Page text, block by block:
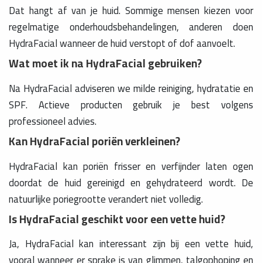
Dat hangt af van je huid. Sommige mensen kiezen voor
regelmatige onderhoudsbehandelingen, anderen doen
HydraFacial wanneer de huid verstopt of dof aanvoelt.
Wat moet ik na HydraFacial gebruiken?
Na HydraFacial adviseren we milde reiniging, hydratatie en
SPF. Actieve producten gebruik je best volgens
professioneel advies.
Kan HydraFacial poriën verkleinen?
HydraFacial kan poriën frisser en verfijnder laten ogen
doordat de huid gereinigd en gehydrateerd wordt. De
natuurlijke poriegrootte verandert niet volledig.
Is HydraFacial geschikt voor een vette huid?
Ja, HydraFacial kan interessant zijn bij een vette huid,